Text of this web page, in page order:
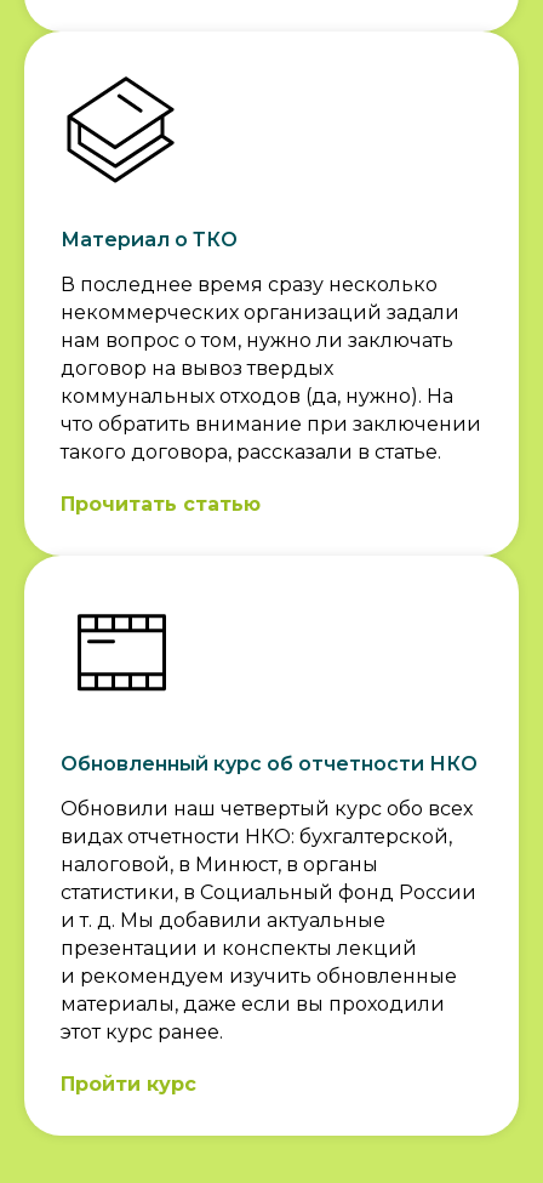
Материал о ТКО
В последнее время сразу несколько
некоммерческих организаций задали
нам вопрос о том, нужно ли заключать
договор на вывоз твердых
коммунальных отходов (да, нужно). На
что обратить внимание при заключении
такого договора, рассказали в статье.
Прочитать статью
Обновленный курс об отчетности НКО
Обновили наш четвертый курс обо всех
видах отчетности НКО: бухгалтерской,
налоговой, в Минюст, в органы
статистики, в Социальный фонд России
и т. д. Мы добавили актуальные
презентации и конспекты лекций
и рекомендуем изучить обновленные
материалы, даже если вы проходили
этот курс ранее.
Пройти курс
Ждем вас также на
индивидуальные
консультации
ЗАПИСАТЬСЯ
ПОДПИСЫВАЙТЕСЬ
НА НАШИ СОЦСЕТИ